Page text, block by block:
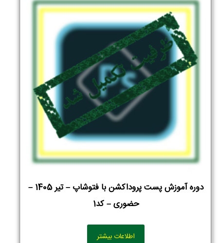
دوره آموزش پست پروداکشن با فتوشاپ – تیر 1405 –
حضوری – کد1
اطلاعات بیشتر